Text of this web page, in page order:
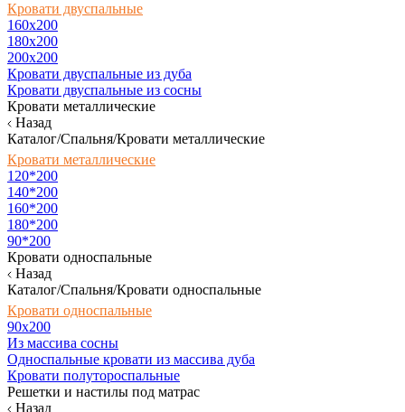
Кровати двуспальные
160х200
180x200
200x200
Кровати двуспальные из дуба
Кровати двуспальные из сосны
Кровати металлические
Назад
Каталог/Спальня/Кровати металлические
Кровати металлические
120*200
140*200
160*200
180*200
90*200
Кровати односпальные
Назад
Каталог/Спальня/Кровати односпальные
Кровати односпальные
90х200
Из массива сосны
Односпальные кровати из массива дуба
Кровати полутороспальные
Решетки и настилы под матрас
Назад